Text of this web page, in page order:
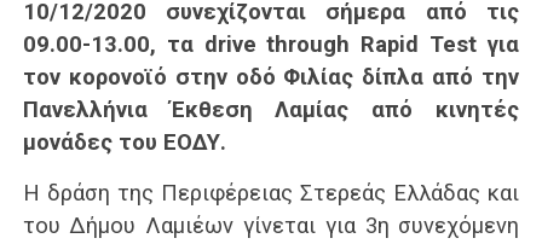
10/12/2020 συνεχίζονται σήμερα από τις
09.00-13.00, τα drive through Rapid Test για
τον κορονοϊό στην οδό Φιλίας δίπλα από την
Πανελλήνια Έκθεση Λαμίας από κινητές
μονάδες του ΕΟΔΥ.
Η δράση της Περιφέρειας Στερεάς Ελλάδας και
του Δήμου Λαμιέων γίνεται για 3η συνεχόμενη